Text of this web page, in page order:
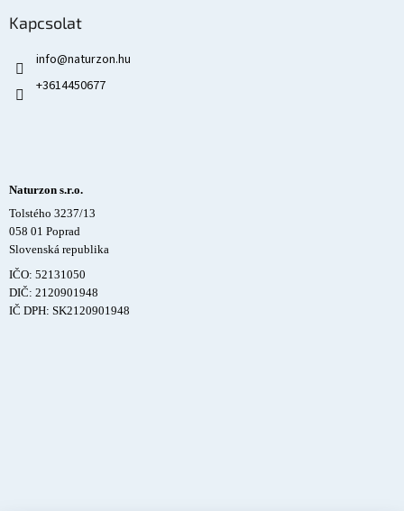
Kapcsolat
info@naturzon.hu
+3614450677
Naturzon s.r.o.
Tolstého 3237/13
058 01 Poprad
Slovenská republika
IČO: 52131050
DIČ: 2120901948
IČ DPH: SK2120901948